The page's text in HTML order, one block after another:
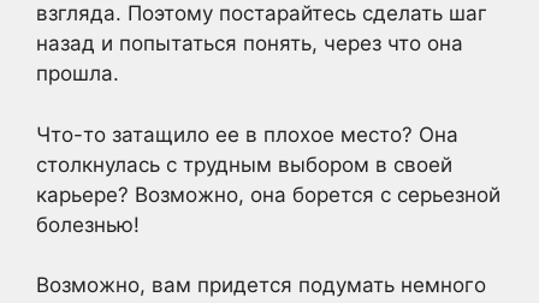
взгляда. Поэтому постарайтесь сделать шаг
назад и попытаться понять, через что она
прошла.
Что-то затащило ее в плохое место? Она
столкнулась с трудным выбором в своей
карьере? Возможно, она борется с серьезной
болезнью!
Возможно, вам придется подумать немного